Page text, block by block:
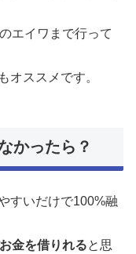
エイワまで行って
オススメです。
かったら？
すいだけで100%融
金を借りれると思